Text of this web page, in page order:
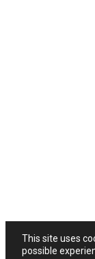
This site uses
possible